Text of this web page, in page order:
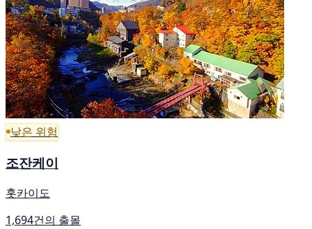
낮은 위험
조잔케이
홋카이도
1,694건의 출몰